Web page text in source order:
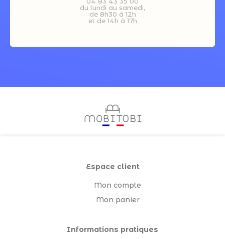
du lundi au samedi,
de 8h30 à 12h
et de 14h à 17h
Espace client
Mon compte
Mon panier
Informations pratiques